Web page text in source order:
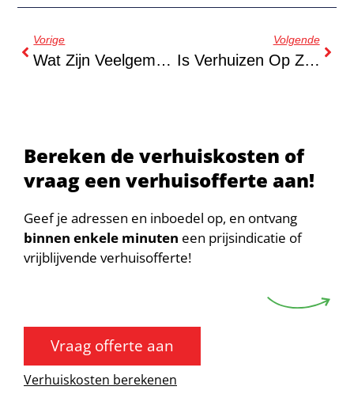
Vorige
Wat Zijn Veelgemaakte Fouten Bij Het Voorbereiden Van Een Verhuizing?
Volgende
Is Verhuizen Op Zaterdag Duurder?
Bereken de verhuiskosten of
vraag een verhuisofferte aan!
Geef je adressen en inboedel op, en ontvang
binnen enkele minuten een prijsindicatie of
vrijblijvende verhuisofferte!
Vraag offerte aan
Verhuiskosten berekenen